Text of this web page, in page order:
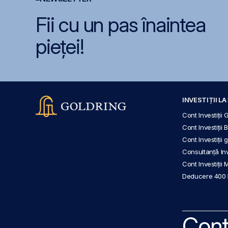
Fii cu un pas înaintea
pieței!
INVESTIȚII LA
Cont Investiții
Cont Investiții
Cont Investiții
Consultanță
Cont Investiții
Deducere 400